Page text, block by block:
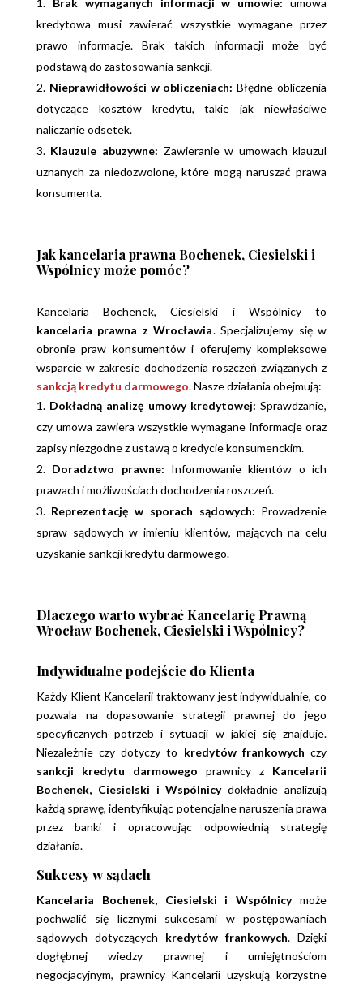
Brak wymaganych informacji w umowie: umowa
kredytowa musi zawierać wszystkie wymagane przez
prawo informacje. Brak takich informacji może być
podstawą do zastosowania sankcji.
Nieprawidłowości w obliczeniach: Błędne obliczenia
dotyczące kosztów kredytu, takie jak niewłaściwe
naliczanie odsetek.
Klauzule abuzywne: Zawieranie w umowach klauzul
uznanych za niedozwolone, które mogą naruszać prawa
konsumenta.
Jak kancelaria prawna Bochenek, Ciesielski i
Wspólnicy może pomóc?
Kancelaria Bochenek, Ciesielski i Wspólnicy to
kancelaria prawna z Wrocławia. Specjalizujemy się w
obronie praw konsumentów i oferujemy kompleksowe
wsparcie w zakresie dochodzenia roszczeń związanych z
sankcją kredytu darmowego. Nasze działania obejmują:
Dokładną analizę umowy kredytowej: Sprawdzanie,
czy umowa zawiera wszystkie wymagane informacje oraz
zapisy niezgodne z ustawą o kredycie konsumenckim.
Doradztwo prawne: Informowanie klientów o ich
prawach i możliwościach dochodzenia roszczeń.
Reprezentację w sporach sądowych: Prowadzenie
spraw sądowych w imieniu klientów, mających na celu
uzyskanie sankcji kredytu darmowego.
Dlaczego warto wybrać Kancelarię Prawną
Wrocław Bochenek, Ciesielski i Wspólnicy?
Indywidualne podejście do Klienta
Każdy Klient Kancelarii traktowany jest indywidualnie, co
pozwala na dopasowanie strategii prawnej do jego
specyficznych potrzeb i sytuacji w jakiej się znajduje.
Niezależnie czy dotyczy to kredytów frankowych czy
sankcji kredytu darmowego prawnicy z Kancelarii
Bochenek, Ciesielski i Wspólnicydokładnie analizują
każdą sprawę, identyfikując potencjalne naruszenia prawa
przez banki i opracowując odpowiednią strategię
działania.
Sukcesy w sądach
Kancelaria Bochenek, Ciesielski i Wspólnicymoże
pochwalić się licznymi sukcesami w postępowaniach
sądowych dotyczących kredytów frankowych. Dzięki
dogłębnej wiedzy prawnej i umiejętnościom
negocjacyjnym, prawnicy Kancelarii uzyskują korzystne